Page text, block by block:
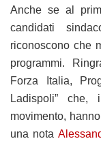
Anche se al
candidati
riconoscono che
programmi.
Forza Italia,
Ladispoli”
movimento,
una nota